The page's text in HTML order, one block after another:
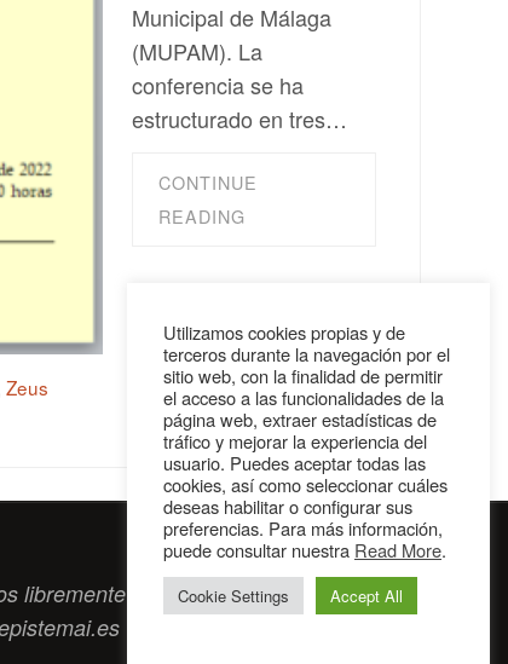
Municipal de Málaga
(MUPAM). La
conferencia se ha
estructurado en tres…
CONTINUE
READING
Zeus
tengan algo que intercambiar
Utilizamos cookies propias y de
terceros durante la navegación por el
sitio web, con la finalidad de permitir
el acceso a las funcionalidades de la
página web, extraer estadísticas de
tráfico y mejorar la experiencia del
usuario. Puedes aceptar todas las
cookies, así como seleccionar cuáles
deseas habilitar o configurar sus
preferencias. Para más información,
puede consultar nuestra Read More.
Cookie Settings Accept All